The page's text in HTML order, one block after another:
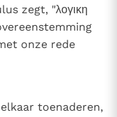
zegt, "λογικη
onze rede
toenaderen,